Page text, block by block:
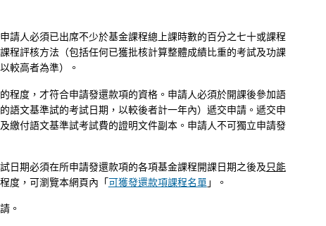
請人必須已出席不少於基金課程總上課時數的百分之七十或課程
程評核方法（包括任何已獲批核計算整體成績比重的考試及功課
較高者為準）。
程度，才符合申請發還款項的資格。申請人必須於開課後參加語
語文基準試的考試日期，以較後者計一年內）遞交申請。遞交申
繳付語文基準試考試費的證明文件副本。申請人不可獨立申請發
日期必須在所申請發還款項的各項基金課程開課日期之後及只能
度，可瀏覽本網頁內「可獲發還款項課程名單」。
。